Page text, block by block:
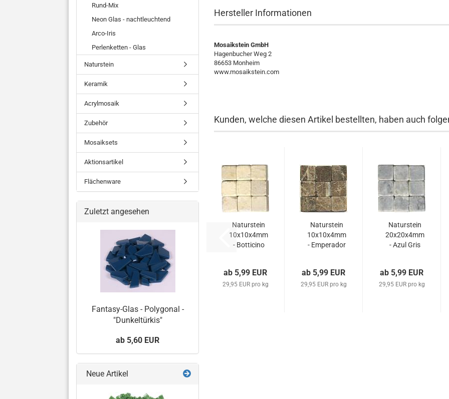
Hersteller Informationen
Mosaikstein GmbH
Hagenbucher Weg 2
86653 Monheim
www.mosaikstein.com
Kunden, welche diesen Artikel bestellten, haben auch
Naturstein
10x10x4mm
- Botticino
ab 5,99 EUR
29,95 EUR pro kg
Naturstein
10x10x4mm
- Emperador
ab 5,99 EUR
29,95 EUR pro kg
Naturstein
20x20x4mm
- Azul Gris
ab 5,99 EUR
29,95 EUR pro kg
Rund-Mix
Neon Glas - nachtleuchtend
Arco-Iris
Perlenketten - Glas
Naturstein
Keramik
Acrylmosaik
Zubehör
Mosaiksets
Aktionsartikel
Flächenware
Zuletzt angesehen
Fantasy-Glas - Polygonal -
"Dunkeltürkis"
ab 5,60 EUR
Neue Artikel